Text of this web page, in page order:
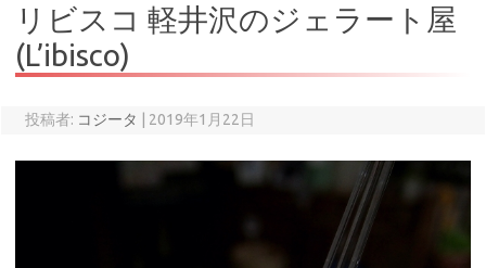
リビスコ 軽井沢のジェラート屋
(L’ibisco)
投稿者: コジータ 2019年1月22日